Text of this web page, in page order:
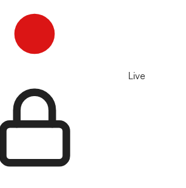
Live